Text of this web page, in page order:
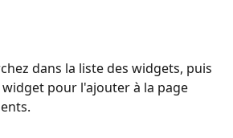
dans la liste des widgets, puis
pour l'ajouter à la page